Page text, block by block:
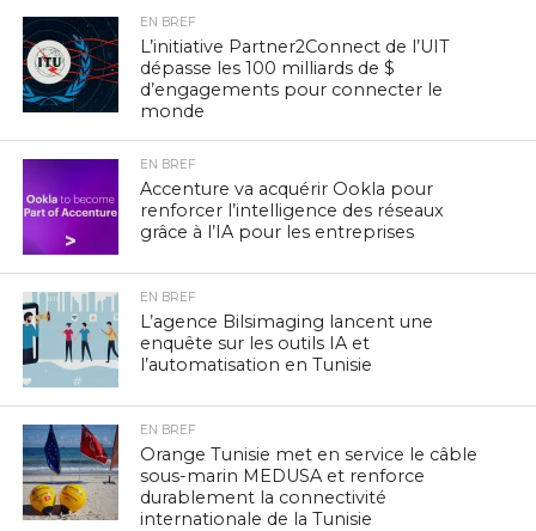
EN BREF
L’initiative Partner2Connect de l’UIT
dépasse les 100 milliards de $
d’engagements pour connecter le
monde
EN BREF
Accenture va acquérir Ookla pour
renforcer l’intelligence des réseaux
grâce à l’IA pour les entreprises
EN BREF
L’agence Bilsimaging lancent une
enquête sur les outils IA et
l’automatisation en Tunisie
EN BREF
Orange Tunisie met en service le câble
sous-marin MEDUSA et renforce
durablement la connectivité
internationale de la Tunisie